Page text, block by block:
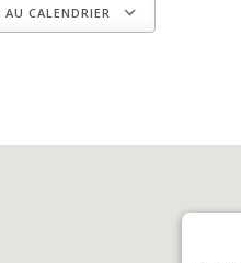
CALENDRIER